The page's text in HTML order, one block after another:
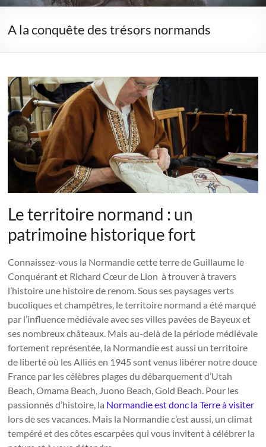
A la conquête des trésors normands
Le territoire normand : un
patrimoine historique fort
Connaissez-vous la Normandie cette terre de Guillaume le
Conquérant et Richard Cœur de Lion à trouver à travers
l’histoire une histoire de renom. Sous ses paysages verts
bucoliques et champêtres, le territoire normand a été marqué
par l’influence médiévale avec ses villes pavées de Bayeux et
ses nombreux châteaux. Mais au-delà de la période médiévale
fortement représentée, la Normandie est aussi un territoire
de liberté où les Alliés en 1945 sont venus libérer notre douce
France par les célèbres plages du débarquement d’Utah
Beach, Omama Beach, Juono Beach, Gold Beach. Pour les
passionnés d’histoire, la Normandie est donc la Terre à visiter
lors de ses vacances. Mais la Normandie c’est aussi, un climat
tempéré et des côtes escarpées qui vous invitent à célébrer la